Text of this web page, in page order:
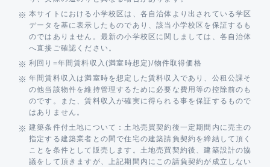
本サイトにおける小学校区は、各自治体より出されている学区
データを基に表示したものであり、該当小学校区を保証するも
のではありません。最新の小学校区に関しましては、各自治体
へ直接ご確認ください。
利回り=年間賃料収入(満室時想定)/物件取得価格
年間賃料収入は満室時を想定した賃料収入であり、公租公課そ
の他当該物件を維持管理するために必要な費用等の控除前のも
のです。また、賃料収入が確実に得られる事を保証するもので
はありません。
建築条件付土地について：土地売買契約後一定期間内に売主の
指定する建築業者との間で住宅の建築請負契約を締結して頂く
ことを条件として販売します。土地売買契約後、建築設計の協
議をして頂きますが、上記期間内にこの請負契約が成立しない